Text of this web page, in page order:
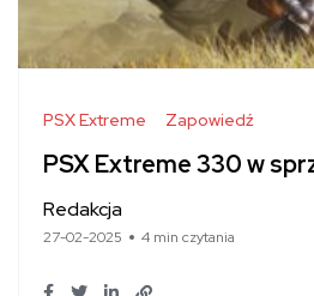
PSX Extreme Zapowiedź
PSX Extreme 330 w
Redakcja
27-02-2025 4 min czytania